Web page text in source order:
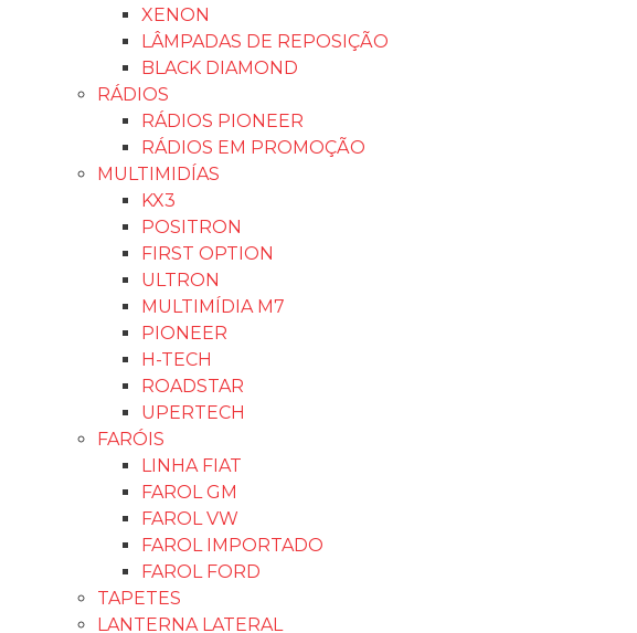
XENON
LÂMPADAS DE REPOSIÇÃO
BLACK DIAMOND
RÁDIOS
RÁDIOS PIONEER
RÁDIOS EM PROMOÇÃO
MULTIMIDÍAS
KX3
POSITRON
FIRST OPTION
ULTRON
MULTIMÍDIA M7
PIONEER
H-TECH
ROADSTAR
UPERTECH
FARÓIS
LINHA FIAT
FAROL GM
FAROL VW
FAROL IMPORTADO
FAROL FORD
TAPETES
LANTERNA LATERAL